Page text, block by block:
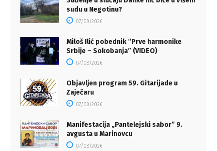
sudu u Negotinu?
07/08/2026
Miloš Ilić pobednik “Prve harmonike
Srbije – Sokobanja” (VIDEO)
07/08/2026
Objavljen program 59. Gitarijade u
Zaječaru
07/08/2026
Manifestacija „Pantelejski sabor” 9.
avgusta u Marinovcu
07/08/2026